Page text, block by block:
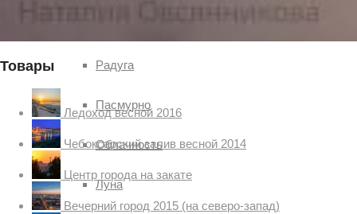
Радуга
Пасмурно
Облачность
Луна
Товары
Ледоход весной 2016
Чебоксарский залив весной 2014
Центр города на закате
Вечерний город 2015 (на северо-запад)